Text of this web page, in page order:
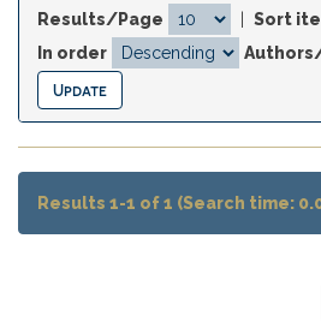
Results/Page
Sort
In order
Results 1-1 of 1 (Search time: